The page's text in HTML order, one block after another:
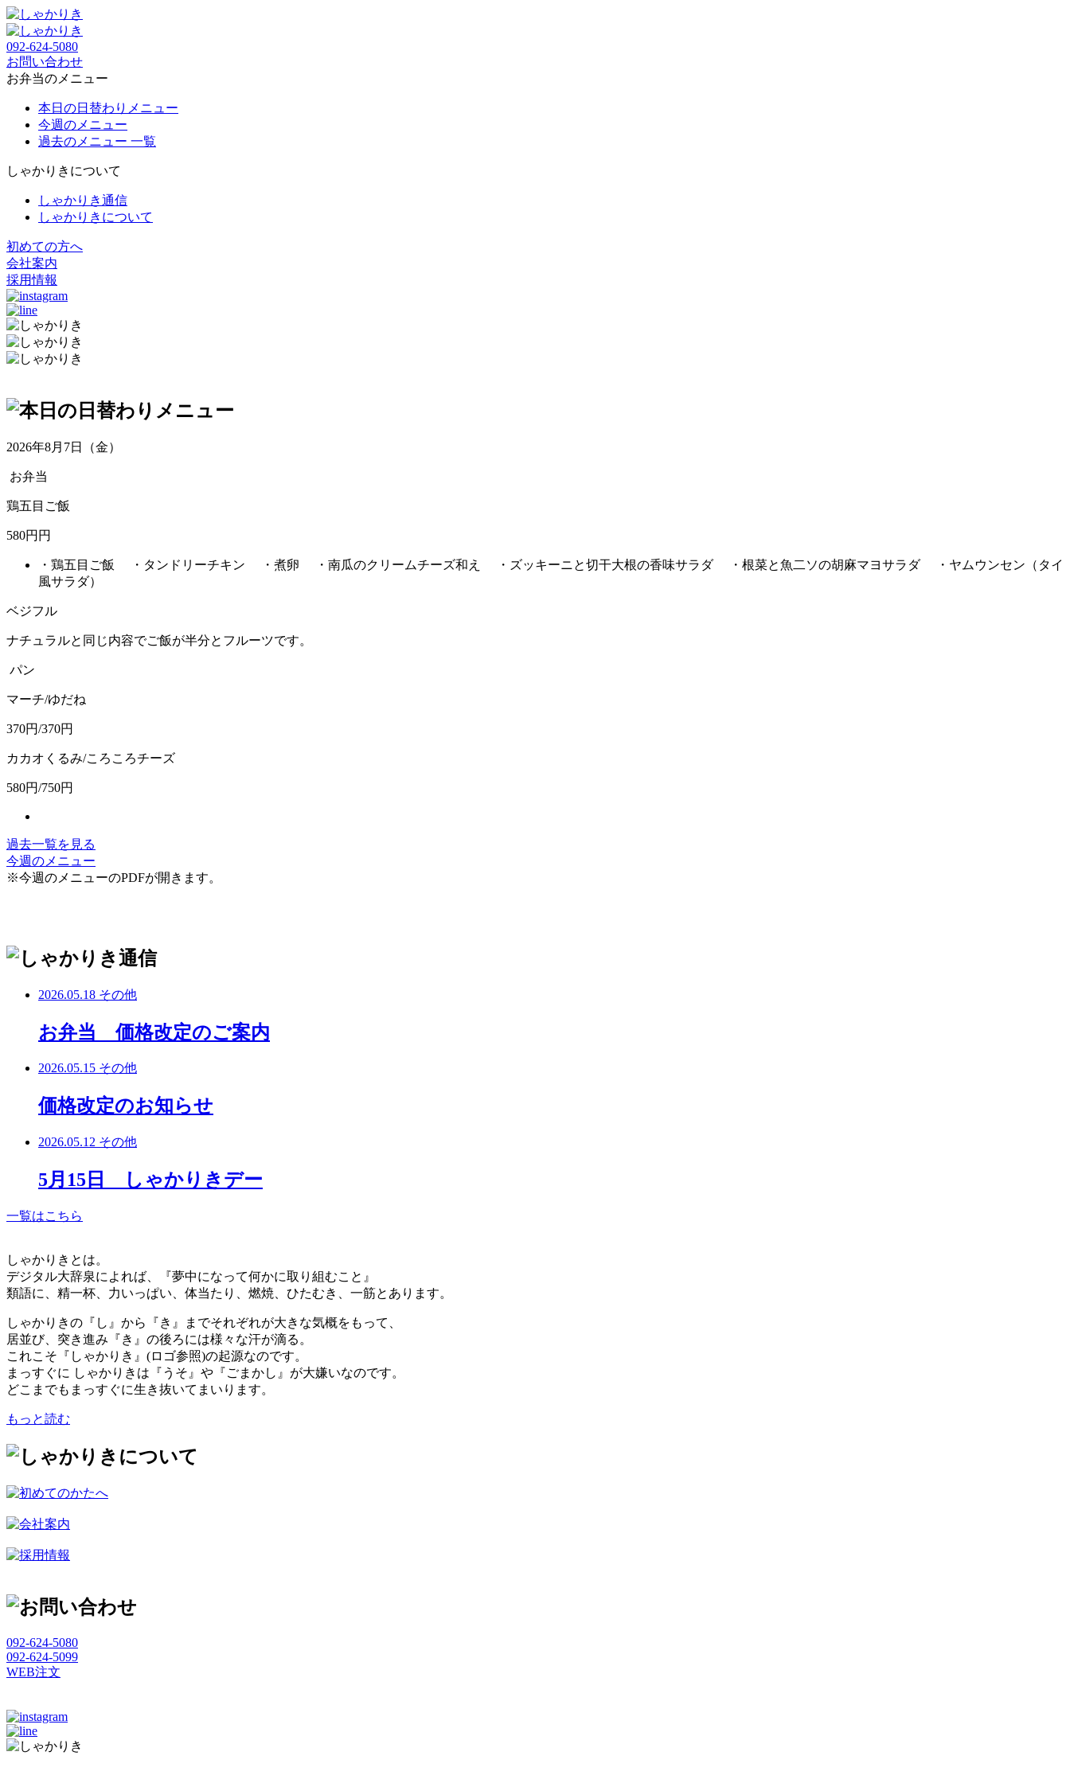
092-624-5080
お問い合わせ
お弁当のメニュー
本日の日替わりメニュー
今週のメニュー
過去のメニュー 一覧
しゃかりきについて
しゃかりき通信
しゃかりきについて
初めての方へ
会社案内
採用情報
2026年8月7日（金）
お弁当
鶏五目ご飯
580円円
・鶏五目ご飯 ・タンドリーチキン ・煮卵 ・南瓜のクリームチーズ和え ・ズッキーニと切干大根の香味サラダ ・根菜と魚二ソの胡麻マヨサラダ ・ヤムウンセン（タイ
風サラダ）
ベジフル
ナチュラルと同じ内容でご飯が半分とフルーツです。
パン
マーチ/ゆだね
370円/370円
カカオくるみ/ころころチーズ
580円/750円
過去一覧を見る
今週のメニュー
※今週のメニューのPDFが開きます。
2026.05.18 その他
お弁当 価格改定のご案内
2026.05.15 その他
価格改定のお知らせ
2026.05.12 その他
5月15日 しゃかりきデー
一覧はこちら
しゃかりきとは。
デジタル大辞泉によれば、『夢中になって何かに取り組むこと』
類語に、精一杯、力いっぱい、体当たり、燃焼、ひたむき、一筋とあります。
しゃかりきの『し』から『き』までそれぞれが大きな気概をもって、
居並び、突き進み『き』の後ろには様々な汗が滴る。
これこそ『しゃかりき』(ロゴ参照)の起源なのです。
まっすぐに しゃかりきは『うそ』や『ごまかし』が大嫌いなのです。
どこまでもまっすぐに生き抜いてまいります。
もっと読む
092-624-5080
092-624-5099
WEB注文